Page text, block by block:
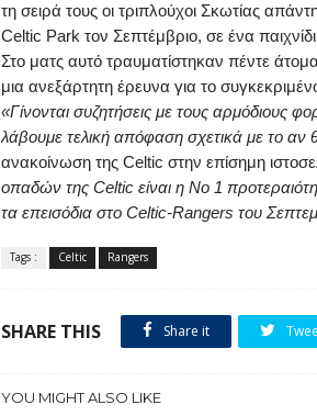
τη σειρά τους οι τριπλούχοι Σκωτίας
Celtic Park τον Σεπτέμβριο, σε ένα
Στο ματς αυτό τραυματίστηκαν πέντε
μια ανεξάρτητη έρευνα για το
«Γίνονται συζητήσεις με τους
λάβουμε τελική απόφαση σχετικά με το αν
ανακοίνωση της Celtic στην επίσημη
οπαδών της Celtic είναι η Νο 1
τα επεισόδια στο Celtic-Rangers του
Tags : Celtic Rangers
SHARE THIS Share it
YOU MIGHT ALSO LIKE